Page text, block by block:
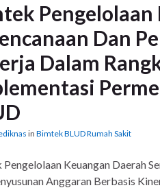
Pengelolaan
Dan
Dalam
in Bimtek BLUD Rumah Sakit
Keuangan Daerah
Anggaran Berbasis